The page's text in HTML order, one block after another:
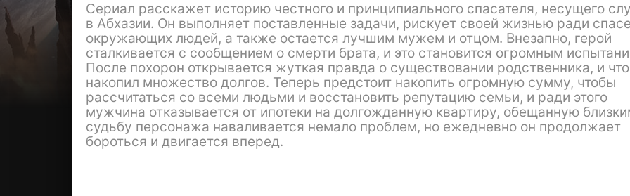
Сериал расскажет историю честного и принципиального спасателя, несущего
в Абхазии. Он выполняет поставленные задачи, рискует своей жизнью ради
окружающих людей, а также остается лучшим мужем и отцом. Внезапно, герой
сталкивается с сообщением о смерти брата, и это становится огромным
После похорон открывается жуткая правда о существовании родственника, и
накопил множество долгов. Теперь предстоит накопить огромную сумму, чтобы
рассчитаться со всеми людьми и восстановить репутацию семьи, и ради этого
мужчина отказывается от ипотеки на долгожданную квартиру, обещанную
судьбу персонажа наваливается немало проблем, но ежедневно он продолжает
бороться и двигается вперед.